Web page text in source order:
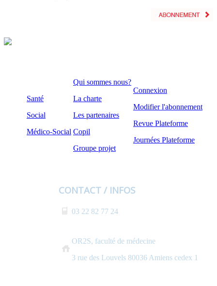
Santé
Social
Médico-Social
Qui sommes nous?
La charte
Les partenaires
Copil
Groupe projet
Connexion
Modifier l'abonnement
Revue Plateforme
Journées Plateforme
CONTACT / INFOS
03 22 82 77 24
OR2S, faculté de médecine
3 rue des Louvels 80036 Amiens cedex 1